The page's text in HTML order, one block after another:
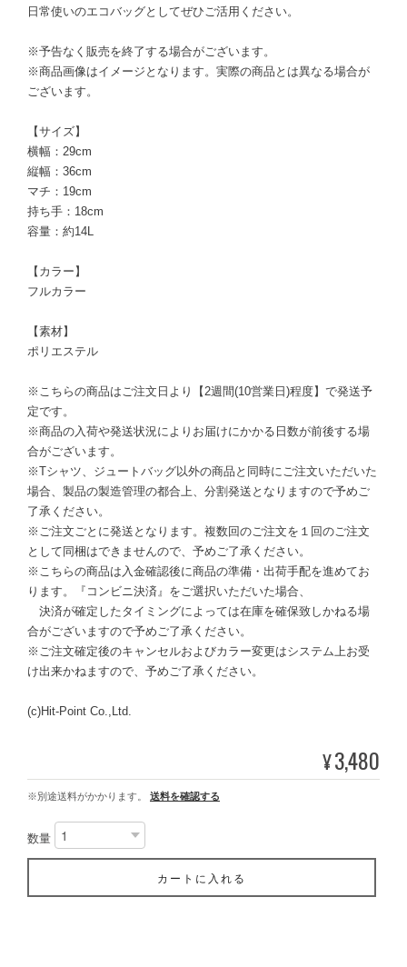
日常使いのエコバッグとしてぜひご活用ください。
※予告なく販売を終了する場合がございます。
※商品画像はイメージとなります。実際の商品とは異なる場合が
ございます。
【サイズ】
横幅：29cm
縦幅：36cm
マチ：19cm
持ち手：18cm
容量：約14L
【カラー】
フルカラー
【素材】
ポリエステル
※こちらの商品はご注文日より【2週間(10営業日)程度】で発送予
定です。
※商品の入荷や発送状況によりお届けにかかる日数が前後する場
合がございます。
※Tシャツ、ジュートバッグ以外の商品と同時にご注文いただいた
場合、製品の製造管理の都合上、分割発送となりますので予めご
了承ください。
※ご注文ごとに発送となります。複数回のご注文を１回のご注文
として同梱はできませんので、予めご了承ください。
※こちらの商品は入金確認後に商品の準備・出荷手配を進めてお
ります。『コンビニ決済』をご選択いただいた場合、
決済が確定したタイミングによっては在庫を確保致しかねる場
合がございますので予めご了承ください。
※ご注文確定後のキャンセルおよびカラー変更はシステム上お受
け出来かねますので、予めご了承ください。
(c)Hit-Point Co.,Ltd.
¥3,480
※別途送料がかかります。 送料を確認する
数量
カートに入れる